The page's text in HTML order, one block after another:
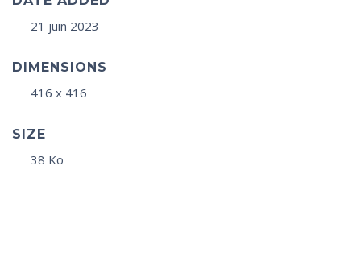
21 juin 2023
DIMENSIONS
416 x 416
SIZE
38 Ko